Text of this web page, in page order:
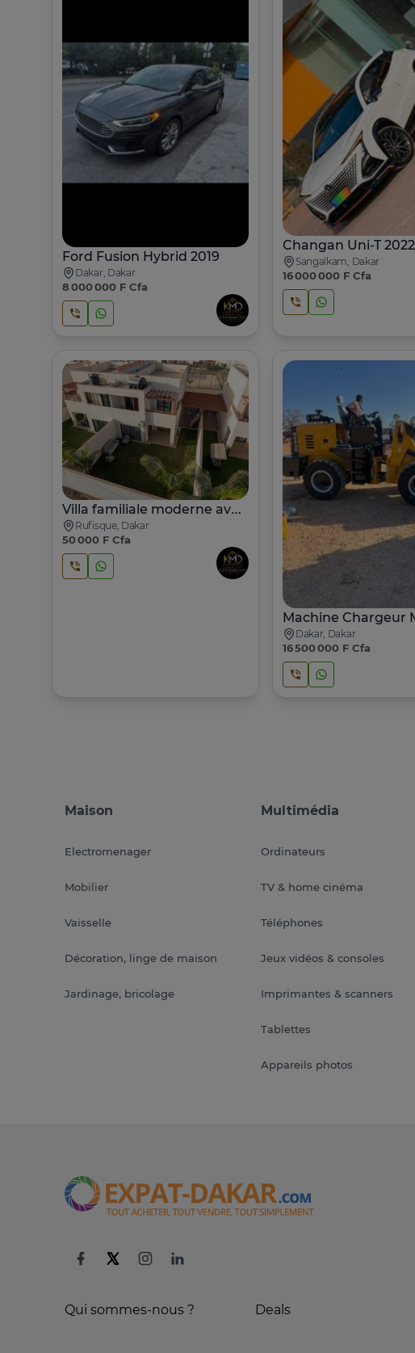
Ford Fusion Hybrid 2019
Dakar, Dakar
8 000 000 F Cfa
Changan Uni-T 2022
Sangalkam, Dakar
16 000 000 F Cfa
Villa familiale moderne avec jardin et loisirs
Rufisque, Dakar
50 000 F Cfa
Machine Chargeur
Dakar, Dakar
16 500 000 F Cfa
Maison
Electromenager
Mobilier
Vaisselle
Décoration, linge de maison
Jardinage, bricolage
Multimédia
Ordinateurs
TV & home cinéma
Téléphones
Jeux vidéos & consoles
Imprimantes & scanners
Tablettes
Appareils photos
Qui sommes-nous ? Deals